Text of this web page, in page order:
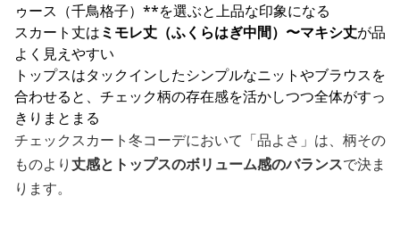
ゥース（千鳥格子）**を選ぶと上品な印象になる
スカート丈はミモレ丈（ふくらはぎ中間）〜マキシ丈が品
よく見えやすい
トップスはタックインしたシンプルなニットやブラウスを
合わせると、チェック柄の存在感を活かしつつ全体がすっ
きりまとまる
チェックスカート冬コーデにおいて「品よさ」は、柄その
ものより丈感とトップスのボリューム感のバランスで決ま
ります。